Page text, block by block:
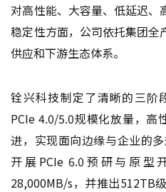
对高性能、大容量、低延迟、
稳定性方面，公司依托集团
供应和下游生态体系。
铨兴科技制定了清晰的三阶
PCIe 4.0/5.0规模化放量，高
进，实现面向边缘与企业的
开展PCIe 6.0预研与原型
28,000MB/s，并推出512TB